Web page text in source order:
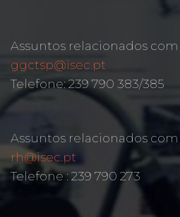
Assuntos relacionados com
ggctsp@isec.pt
Telefone: 239 790 383/385
Assuntos relacionados
rh@isec.pt
Telefone : 239 790 273